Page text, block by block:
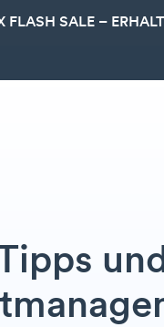
FLASH SALE –
Tipps